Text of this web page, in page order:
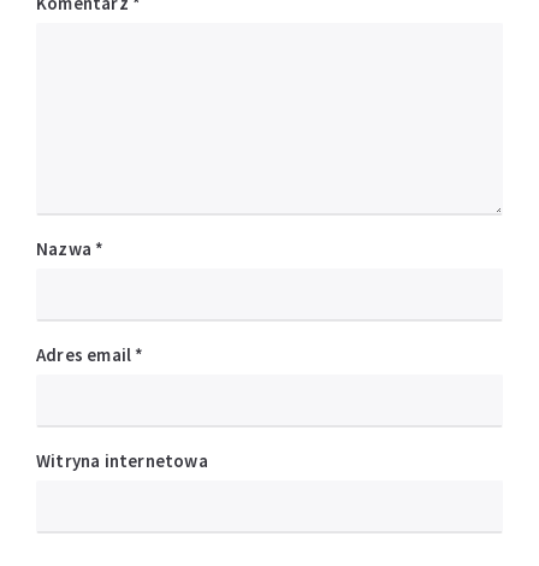
Nazwa *
Adres email *
Witryna internetowa